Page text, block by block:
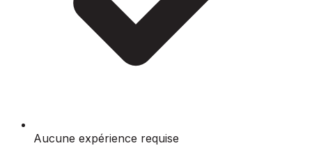
Aucune expérience requise